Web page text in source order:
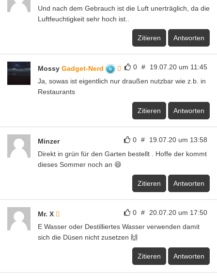
Und nach dem Gebrauch ist die Luft unerträglich, da die
Luftfeuchtigkeit sehr hoch ist..
Zitieren Antworten
0 # 19.07.20 um 11:45
Mossy Gadget-Nerd
Ja, sowas ist eigentlich nur draußen nutzbar wie z.b. in
Restaurants
Zitieren Antworten
0 # 19.07.20 um 13:58
Minzer
Direkt in grün für den Garten bestellt . Hoffe der kommt
dieses Sommer noch an 😄
Zitieren Antworten
0 # 20.07.20 um 17:50
Mr. X
E Wasser oder Destilliertes Wasser verwenden damit
sich die Düsen nicht zusetzen 🙌
Zitieren Antworten